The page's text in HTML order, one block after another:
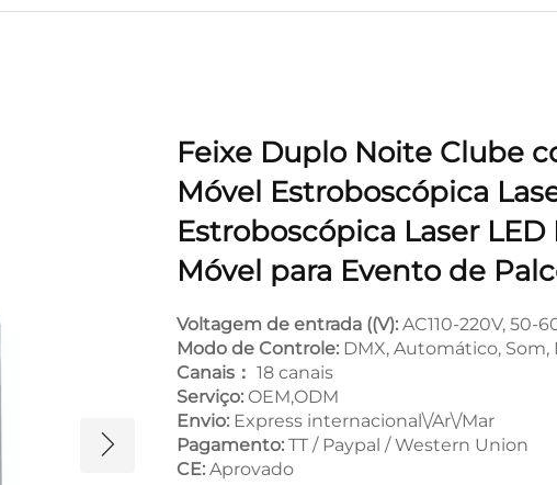
Feixe Duplo Noite Clube
Móvel Estroboscópica
Estroboscópica Laser
Móvel para Evento de
Voltagem de entrada ((V): AC110-220V, 50-
Modo de Controle: DMX, Automático, Som,
Canais： 18 canais
Serviço: OEM,ODM
Envio: Express internacional\/Ar\/Mar
Pagamento: TT / Paypal / Western Union
CE: Aprovado